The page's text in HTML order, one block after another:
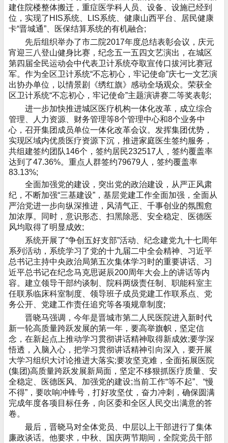
建住院楼整体搬迁，重症医学科人员、设备、设施已经到
位，实现了HIS系统、LIS系统、健康山西平台、居民健康
卡“晋城通”、医保结算系统的有机融合;
先后组织举办了市二院2017年度总结表彰会议，庆元
宵迎三八登山健身比赛，纪念五一五四文艺演出，在城区
第四届全民运动会中代表卫计系统夺取宣传口拔河比赛冠
军。作为全区卫计系统“不忘初心，牢记使命”庆七一文艺演
出协办单位，以情景剧《绣红旗》感动全场观众。荣获全
区卫计系统“不忘初心，牢记使命”主题演讲赛二等奖表彰;
进一步加快推进城区医疗机构一体化改革，成立综合
管理、人力资源、财务管理等8个管理中心和8个业务中
心，召开集团成员单位一体化改革会议。发挥集团优势，
实现区域内优质医疗资源下沉，推进家庭医生签约服务，
共组建签约团队146个，签约居民232517人，签约覆盖率
达到了47.36%。重点人群签约79679人，签约覆盖率
83.13%;
全面加强党的建设，突出党的政治建设，从严正风肃
纪，不断加强“三基建设”，基层党建工作全面加强，全面从
严治党进一步向纵深推进，风清气正、千事创业的氛围愈
加浓厚。同时，意识形态、扫黑除恶、安全稳定、医德医
风均取得了明显成效;
系统开展了“争创五好支部”活动、纪念建党九十七周年
系列活动，系统学习了党的十九届二中全会精神、习近平
总书记主持中央政治局第五次集体学习时的重要讲话、习
近平总书记在纪念马克思诞辰200周年大会上的讲话等内
容。建立领导干部约谈制、院科两级责任制、职能科室主
任联系临床科室制度、领导班子成员党建工作联系点、党
务公开、党建工作责任追究等各项规章制度;
晋晓马强调，今年是晋城市第二人民医院进入新时代
新一轮高质量跨跃发展的第一年，要高举旗帜，坚定信
念，在新起点上推动学习贯彻讲话精神取得新成效;要学深
悟透，入脑入心，把学习贯彻讲话精神引向深入，要开展
大学习组织大讨论推进大落实;要攻坚克难，全面拓展医院
(集团)高质量跨跃发展新局面，坚定不移狠抓医疗质量、安
全稳定、医德医风、加强党的建设;当前工作“等不起”、“慢
不得”，要吹响冲锋号，打好攻坚仗，奋力冲刺，确保圆满
完成年度各项目标任务，向区委和全区人民交出满意的答
卷。
最后，晋晓马对全体党员、中层以上干部进行了集体
廉政谈话。他要求，中秋、国庆两节期间，全院党员干部